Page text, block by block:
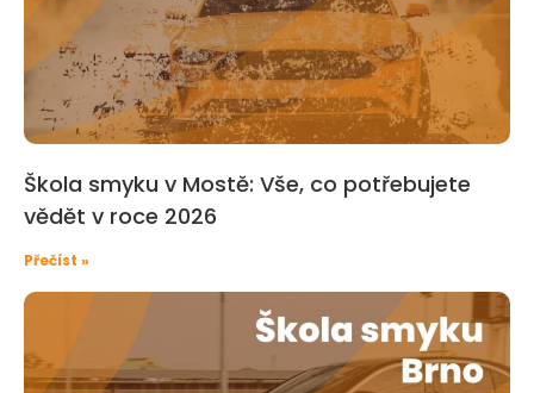
Škola smyku v Mostě: Vše, co potřebujete
vědět v roce 2026
Přečíst »